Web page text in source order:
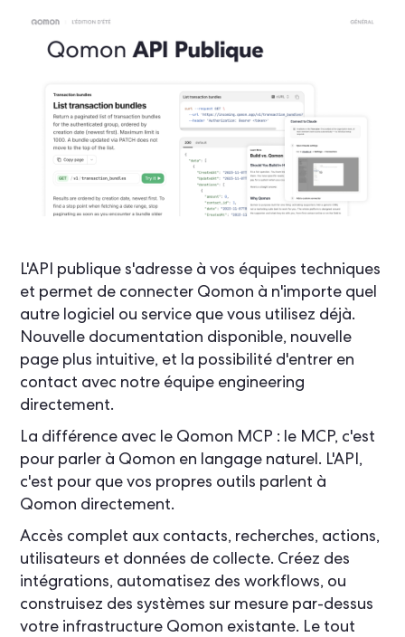
L'API publique s'adresse à vos équipes techniques
et permet de connecter Qomon à n'importe quel
autre logiciel ou service que vous utilisez déjà.
Nouvelle documentation disponible, nouvelle
page plus intuitive, et la possibilité d'entrer en
contact avec notre équipe engineering
directement.
La différence avec le Qomon MCP : le MCP, c'est
pour parler à Qomon en langage naturel. L'API,
c'est pour que vos propres outils parlent à
Qomon directement.
Accès complet aux contacts, recherches, actions,
utilisateurs et données de collecte. Créez des
intégrations, automatisez des workflows, ou
construisez des systèmes sur mesure par-dessus
votre infrastructure Qomon existante. Le tout